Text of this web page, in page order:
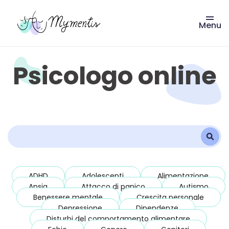
Vai
Menu
Psicologo online
ADHD Adolescenti
Alimentazione
Ansia
Attacco di panico
Autismo
Benessere mentale
Crescita personale
Depressione
Dipendenze
Disturbi del comportamento alimentare